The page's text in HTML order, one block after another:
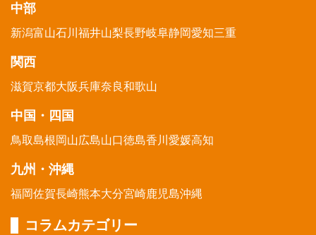
中部
新潟富山石川 福井山梨長野岐阜静岡愛知三重
関西
滋賀京都大阪兵庫奈良和歌山
中国・四国
鳥取島根岡山広島山口徳島香川 愛媛高知
九州・沖縄
福岡佐賀長崎熊本大分宮崎鹿児島沖縄
コラムカテゴリー